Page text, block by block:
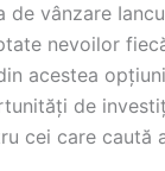
de vânzare
nevoilor
acestea
de
cei care caută